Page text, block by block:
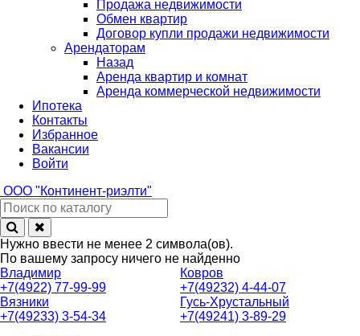
Продажа недвижимости
Обмен квартир
Договор купли продажи недвижимости
Арендаторам
Назад
Аренда квартир и комнат
Аренда коммерческой недвижимости
Ипотека
Контакты
Избранное
Вакансии
Войти
ООО "Континент-риэлти"
Нужно ввести не менее 2 символа(ов).
По вашему запросу ничего не найденно
Владимир
+7(4922) 77-99-99
Ковров
+7(49232) 4-44-07
Вязники
+7(49233) 3-54-34
Гусь-Хрустальный
+7(49241) 3-89-29